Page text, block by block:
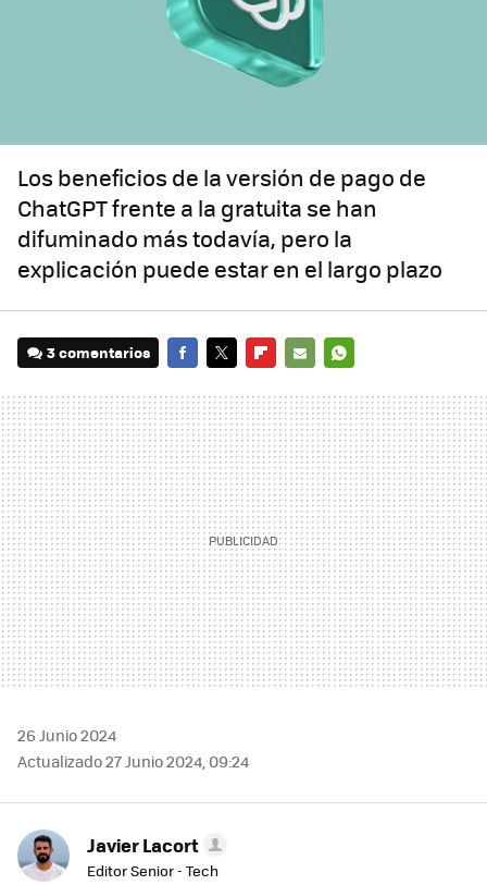
Los beneficios de la versión de pago de
ChatGPT frente a la gratuita se han
difuminado más todavía, pero la
explicación puede estar en el largo plazo
3 comentarios
MAIL
26 Junio 2024
Actualizado 27 Junio 2024, 09:24
Javier Lacort
Editor Senior - Tech